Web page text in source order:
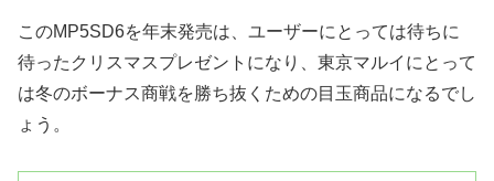
このMP5SD6を年末発売は、ユーザーにとっては待ちに
待ったクリスマスプレゼントになり、東京マルイにとって
は冬のボーナス商戦を勝ち抜くための目玉商品になるでし
ょう。